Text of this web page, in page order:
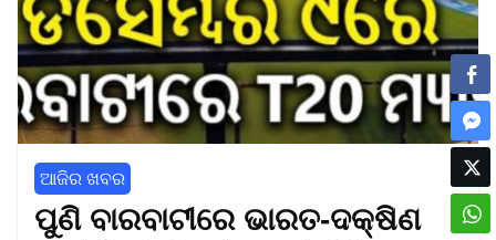
ଆଜିର ଖବର
ପୁଣି ବାରବାଟୀରେ ଭାରତ-ଦକ୍ଷିଣ